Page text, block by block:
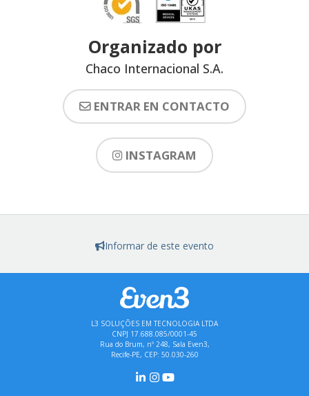
Organizado por
Chaco Internacional S.A.
ENTRAR EN CONTACTO
INSTAGRAM
Informar de este evento
L3 SOLUÇÕES EM TECNOLOGIA LTDA
CNPJ 17.688.085/0001-45
Rua do Brum, nº 248, Sala Even3,
Recife-PE, CEP: 50.030-260